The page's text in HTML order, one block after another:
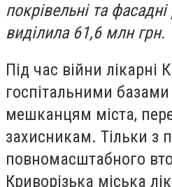
покрівельні та
виділила 61,6 млн грн.
Під час війни лікарні
госпітальними
мешканцям міста,
захисникам. Тільки з
повномасштабного
Криворізька міська